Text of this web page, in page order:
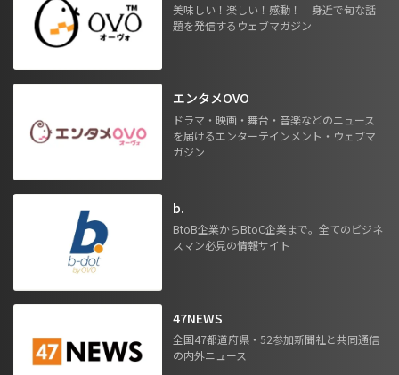
美味しい！楽しい！感動！ 身近で旬な話
題を発信するウェブマガジン
エンタメOVO
ドラマ・映画・舞台・音楽などのニュース
を届けるエンターテインメント・ウェブマ
ガジン
b.
BtoB企業からBtoC企業まで。全てのビジネ
スマン必見の情報サイト
47NEWS
全国47都道府県・52参加新聞社と共同通信
の内外ニュース